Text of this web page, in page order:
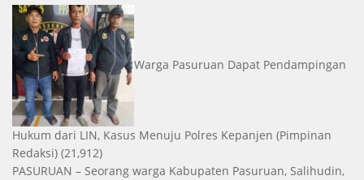
Warga Pasuruan Dapat Pendampingan
Hukum dari LIN, Kasus Menuju Polres Kepanjen (Pimpinan
Redaksi) (21,912)
PASURUAN – Seorang warga Kabupaten Pasuruan, Salihudin,